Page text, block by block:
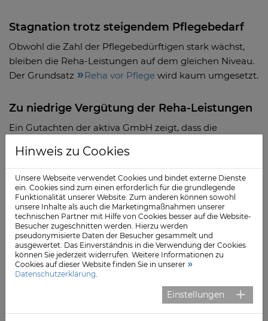
Stagnation trotz steigendem Pflegebedarf
Obwohl die Zahl der Pflegebedürftigen stark wächst,
bleiben die Reha-Leistungen auf dem gleichen Niveau.
Der Grundsatz
Reha vor Pflege wird kaum umgesetzt.
Zu niedrige Vergütung der Reha-Leistungen
Ein Gutachten der aktiva GmbH zeigt, dass die
unter dem notwendigen Niveau liegen. Sach- und
Personalkosten sowie Investitionen werden nicht
ausreichend berücksichtigt. Das Risiko trägt allein der
Leistungserbringer.
Fachkräfte in der Rehabilitation werden
vernachlässigt
Gesetzliche Verbesserungen für Pflegekräfte und
Therapeuten schließen Mitarbeiter in Reha-
Einrichtungen aus. Diese Benachteiligung ist nicht
Hinweis zu Cookies
Unsere Webseite verwendet Cookies und bindet externe Dienste
ein. Cookies sind zum einen erforderlich für die grundlegende
Funktionalität unserer Website. Zum anderen können sowohl
unsere Inhalte als auch die Marketingmaßnahmen unserer
technischen Partner mit Hilfe von Cookies besser auf die Website-
Besucher zugeschnitten werden. Hierzu werden
pseudonymisierte Daten der Besucher gesammelt und
ausgewertet. Das Einverständnis in die Verwendung der Cookies
können Sie jederzeit widerrufen. Weitere Informationen zu
Cookies auf dieser Website finden Sie in unserer
Datenschutzerklärung
Einstellungen